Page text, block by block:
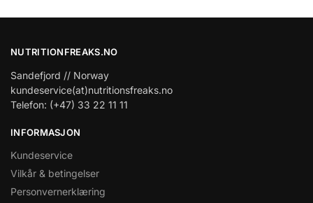
NUTRITIONFREAKS.NO
Sandefjord // Norway
kundeservice(at)nutritionsfreaks.no
Telefon: (+47) 33 22 11 11
INFORMASJON
Kundeservice
Vilkår & betingelser
Personvernerklæring